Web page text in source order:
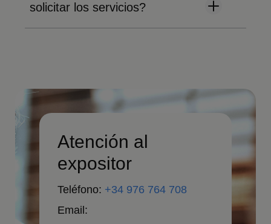
solicitar los servicios?
Atención al
expositor
Teléfono: +34 976 764 708
Email: